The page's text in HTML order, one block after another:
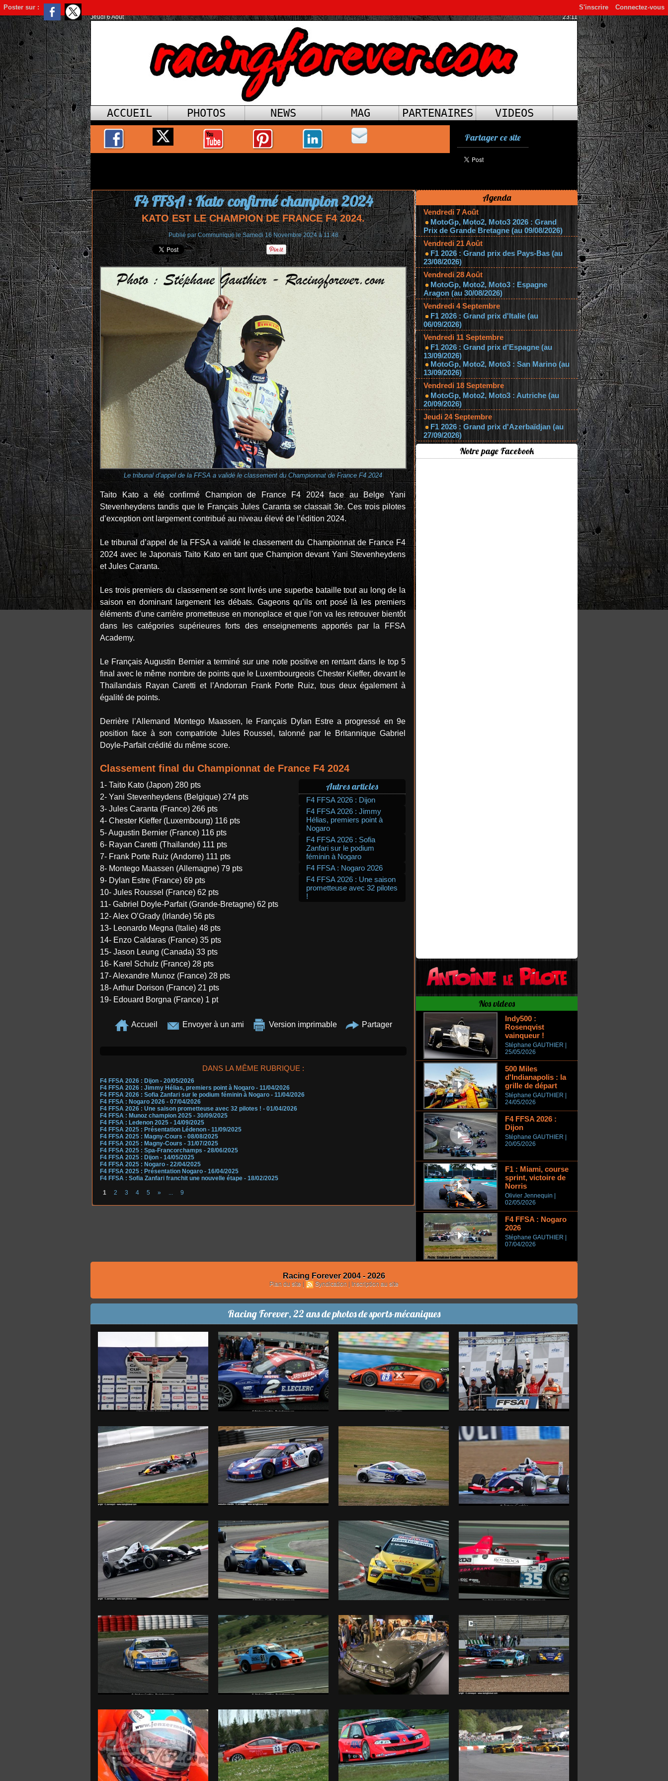
Poster sur : Connectez-vous
S'inscrire
Jeudi 6 Août 23:11
ACCUEIL PHOTOS NEWS MAG PARTENAIRES VIDEOS
Partager ce site
F4 FFSA : Kato confirmé champion 2024
​KATO EST LE CHAMPION DE FRANCE F4 2024.
Publié par Communiqué le Samedi 16 Novembre 2024 à 11:48
Le tribunal d’appel de la FFSA a validé le classement du Championnat de France F4 2024
Taito Kato a été confirmé Champion de France F4 2024 face au Belge Yani
Stevenheydens tandis que le Français Jules Caranta se classait 3e. Ces trois pilotes
d’exception ont largement contribué au niveau élevé de l’édition 2024.
Le tribunal d’appel de la FFSA a validé le classement du Championnat de France F4
2024 avec le Japonais Taito Kato en tant que Champion devant Yani Stevenheydens
et Jules Caranta.
Les trois premiers du classement se sont livrés une superbe bataille tout au long de la
saison en dominant largement les débats. Gageons qu’ils ont posé là les premiers
éléments d’une carrière prometteuse en monoplace et que l’on va les retrouver bientôt
dans les catégories supérieures forts des enseignements apportés par la FFSA
Academy.
Le Français Augustin Bernier a terminé sur une note positive en rentant dans le top 5
final avec le même nombre de points que le Luxembourgeois Chester Kieffer, devant le
Thaïlandais Rayan Caretti et l’Andorran Frank Porte Ruiz, tous deux également à
égalité de points.
Derrière l’Allemand Montego Maassen, le Français Dylan Estre a progressé en 9e
position face à son compatriote Jules Roussel, talonné par le Britannique Gabriel
Doyle-Parfait crédité du même score.
​Classement final du Championnat de France F4 2024
Autres articles
F4 FFSA 2026 : Dijon
F4 FFSA 2026 : Jimmy
Hélias, premiers point à
Nogaro
F4 FFSA 2026 : Sofia
Zanfari sur le podium
féminin à Nogaro
F4 FFSA : Nogaro 2026
F4 FFSA 2026 : Une saison
prometteuse avec 32 pilotes
!
1- Taito Kato (Japon) 280 pts
2- Yani Stevenheydens (Belgique) 274 pts
3- Jules Caranta (France) 266 pts
4- Chester Kieffer (Luxembourg) 116 pts
5- Augustin Bernier (France) 116 pts
6- Rayan Caretti (Thaïlande) 111 pts
7- Frank Porte Ruiz (Andorre) 111 pts
8- Montego Maassen (Allemagne) 79 pts
9- Dylan Estre (France) 69 pts
10- Jules Roussel (France) 62 pts
11- Gabriel Doyle-Parfait (Grande-Bretagne) 62 pts
12- Alex O’Grady (Irlande) 56 pts
13- Leonardo Megna (Italie) 48 pts
14- Enzo Caldaras (France) 35 pts
15- Jason Leung (Canada) 33 pts
16- Karel Schulz (France) 28 pts
17- Alexandre Munoz (France) 28 pts
18- Arthur Dorison (France) 21 pts
19- Edouard Borgna (France) 1 pt
Accueil Envoyer à un ami Version imprimable Partager
DANS LA MÊME RUBRIQUE :
F4 FFSA 2026 : Dijon - 20/05/2026
F4 FFSA 2026 : Jimmy Hélias, premiers point à Nogaro - 11/04/2026
F4 FFSA 2026 : Sofia Zanfari sur le podium féminin à Nogaro - 11/04/2026
F4 FFSA : Nogaro 2026 - 07/04/2026
F4 FFSA 2026 : Une saison prometteuse avec 32 pilotes ! - 01/04/2026
F4 FFSA : Munoz champion 2025 - 30/09/2025
F4 FFSA : Ledenon 2025 - 14/09/2025
F4 FFSA 2025 : Présentation Lédenon - 11/09/2025
F4 FFSA 2025 : Magny-Cours - 08/08/2025
F4 FFSA 2025 : Magny-Cours - 31/07/2025
F4 FFSA 2025 : Spa-Francorchamps - 28/06/2025
F4 FFSA 2025 : Dijon - 14/05/2025
F4 FFSA 2025 : Nogaro - 22/04/2025
F4 FFSA 2025 : Présentation Nogaro - 16/04/2025
F4 FFSA : Sofia Zanfari franchit une nouvelle étape - 18/02/2025
1 2 3 4 5 » ... 9
Agenda
Vendredi 7 Août
MotoGp, Moto2, Moto3 2026 : Grand
Prix de Grande Bretagne (au 09/08/2026)
Vendredi 21 Août
F1 2026 : Grand prix des Pays-Bas (au
23/08/2026)
Vendredi 28 Août
MotoGp, Moto2, Moto3 : Espagne
Aragon (au 30/08/2026)
Vendredi 4 Septembre
F1 2026 : Grand prix d'Italie (au
06/09/2026)
Vendredi 11 Septembre
F1 2026 : Grand prix d'Espagne (au
13/09/2026)
MotoGp, Moto2, Moto3 : San Marino (au
13/09/2026)
Vendredi 18 Septembre
MotoGp, Moto2, Moto3 : Autriche (au
20/09/2026)
Jeudi 24 Septembre
F1 2026 : Grand prix d'Azerbaïdjan (au
27/09/2026)
Notre page Facebook
Nos videos
Indy500 :
Rosenqvist
vainqueur !
Stéphane GAUTHIER |
25/05/2026
500 Miles
d'Indianapolis : la
grille de départ
Stéphane GAUTHIER |
24/05/2026
F4 FFSA 2026 :
Dijon
Stéphane GAUTHIER |
20/05/2026
F1 : Miami, course
sprint, victoire de
Norris
Olivier Jennequin |
02/05/2026
F4 FFSA : Nogaro
2026
Stéphane GAUTHIER |
07/04/2026
Racing Forever 2004 - 2026
Plan du site Syndication Inscription au site
Racing Forever, 22 ans de photos de sports-mécaniques